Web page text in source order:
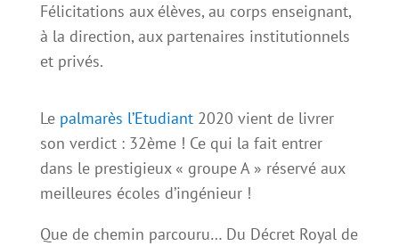
Félicitations aux élèves, au corps enseignant,
à la direction, aux partenaires institutionnels
et privés.
Le palmarès l’Etudiant2020 vient de livrer
son verdict : 32ème ! Ce qui la fait entrer
dans le prestigieux « groupe A » réservé aux
meilleures écoles d’ingénieur !
Que de chemin parcouru… Du Décret Royal de